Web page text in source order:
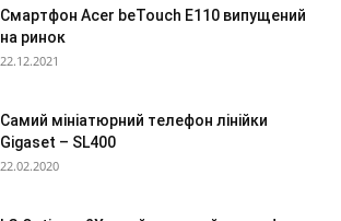
Смартфон Acer beTouch E110 випущений
на ринок
22.12.2021
Самий мініатюрний телефон лінійки
Gigaset – SL400
22.02.2020